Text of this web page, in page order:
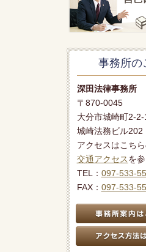
事務所の
深田法律事務所
〒870-0045
大分市城崎町2-2-
城崎法務ビル202
アクセスはこち
交通アクセスを
TEL： 097-533-
FAX： 097-533-